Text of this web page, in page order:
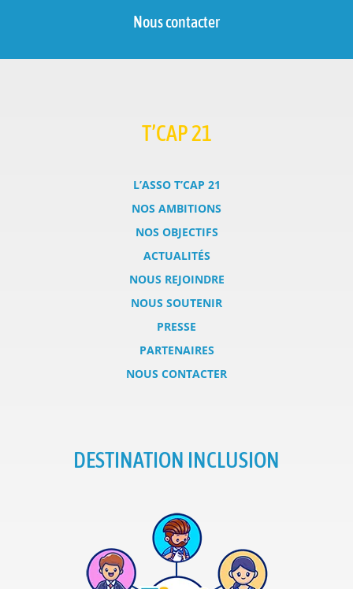
Nous contacter
T’CAP 21
L’ASSO T’CAP 21
NOS AMBITIONS
NOS OBJECTIFS
ACTUALITÉS
NOUS REJOINDRE
NOUS SOUTENIR
PRESSE
PARTENAIRES
NOUS CONTACTER
DESTINATION INCLUSION